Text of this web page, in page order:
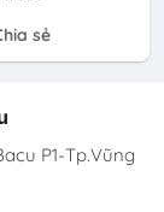
sẻ
P1-Tp.Vũng